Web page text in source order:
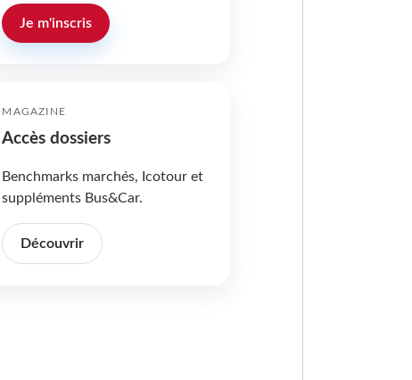
Je m'inscris
MAGAZINE
Accès dossiers
Benchmarks marchés, Icotour et
suppléments Bus&Car.
Découvrir